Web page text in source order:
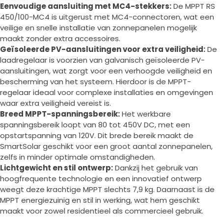
Eenvoudige aansluiting met MC4-stekkers:De MPPT RS
450/100-MC4 is uitgerust met MC4-connectoren, wat een
veilige en snelle installatie van zonnepanelen mogelijk
maakt zonder extra accessoires.
Geïsoleerde PV-aansluitingen voor extra veiligheid:De
laadregelaar is voorzien van galvanisch geïsoleerde PV-
aansluitingen, wat zorgt voor een verhoogde veiligheid en
bescherming van het systeem. Hierdoor is de MPPT-
regelaar ideaal voor complexe installaties en omgevingen
waar extra veiligheid vereist is.
Breed MPPT-spanningsbereik:Het werkbare
spanningsbereik loopt van 80 tot 450V DC, met een
opstartspanning van 120V. Dit brede bereik maakt de
SmartSolar geschikt voor een groot aantal zonnepanelen,
zelfs in minder optimale omstandigheden.
Lichtgewicht en stil ontwerp:Dankzij het gebruik van
hoogfrequente technologie en een innovatief ontwerp
weegt deze krachtige MPPT slechts 7,9 kg. Daarnaast is de
MPPT energiezuinig en stil in werking, wat hem geschikt
maakt voor zowel residentieel als commercieel gebruik.